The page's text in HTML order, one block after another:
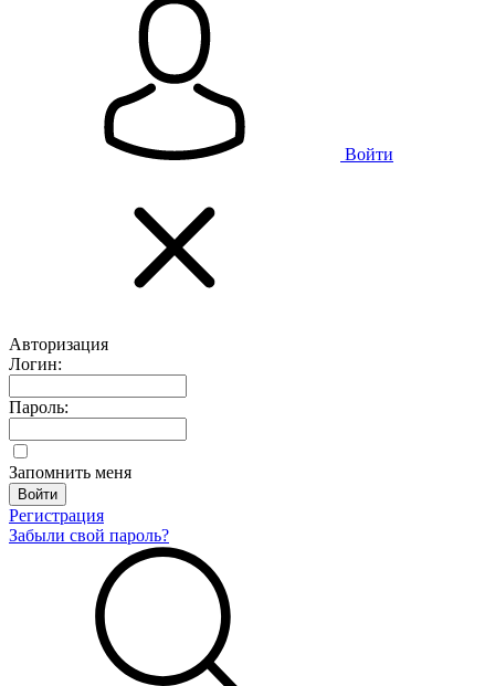
Войти
Авторизация
Логин:
Пароль:
Запомнить меня
Регистрация
Забыли свой пароль?